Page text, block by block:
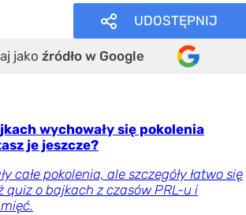
UDOSTĘPNIJ
jako źródło w Google
wychowały się pokolenia
je jeszcze?
całe pokolenia, ale szczegóły łatwo się
quiz o bajkach z czasów PRL-u i